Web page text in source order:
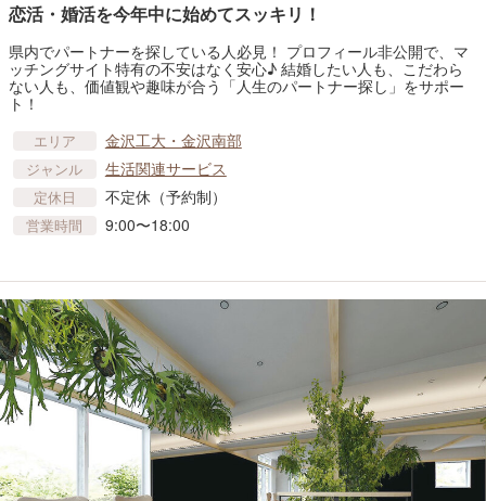
恋活・婚活を今年中に始めてスッキリ！
県内でパートナーを探している人必見！ プロフィール非公開で、マ
ッチングサイト特有の不安はなく安心♪ 結婚したい人も、こだわら
ない人も、価値観や趣味が合う「人生のパートナー探し」をサポー
ト！
エリア 金沢工大・金沢南部
ジャンル 生活関連サービス
定休日 不定休（予約制）
営業時間 9:00〜18:00